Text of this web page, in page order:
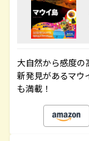
大自然から感度の
新発見があるマウ
も満載！